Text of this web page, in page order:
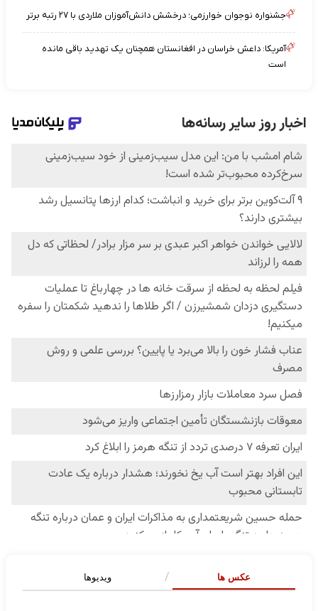
جشنواره نوجوان خوارزمی؛ درخشش دانش‌آموزان ملاردی با ۲۷ رتبه برتر
آمریکا: داعش خراسان در افغانستان همچنان یک تهدید باقی مانده
است
عکس ها ویدیوها